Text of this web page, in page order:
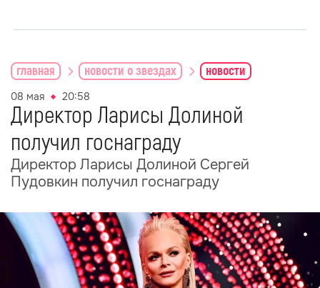
главная новости о звездах новости
08 мая 20:58
Директор Ларисы Долиной
получил госнаграду
Директор Ларисы Долиной Сергей
Пудовкин получил госнаграду